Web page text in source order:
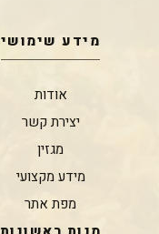
מידע שימושי
אודות
יצירת קשר
מגזין
מידע מקצועי
מפת אתר